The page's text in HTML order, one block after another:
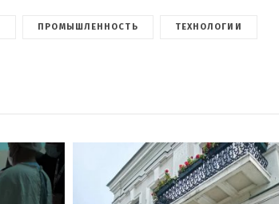
ПРОМЫШЛЕННОСТЬ ТЕХНОЛОГИИ